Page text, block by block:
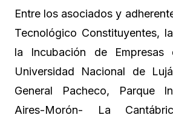
Entre los asociados y
Tecnológico Constituyentes,
la Incubación de Empresas
Universidad Nacional de
General Pacheco, Parque
Aires-Morón- La